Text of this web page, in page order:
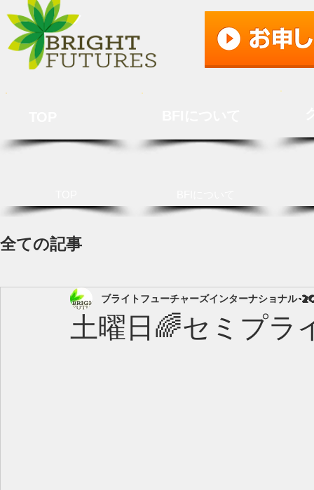
全ての記事
土曜日🌈セミプラ
ブライトフューチャーズインターナショナル